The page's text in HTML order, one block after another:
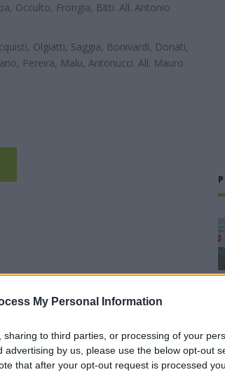
My Personal Information
to third parties, or processing of your
advertising by us, please use the below opt-out
that after your opt-out request is processed
Occulto, Frongia, Bitti. All. Antonio
Olgiatti, Saggia, Bonivardi, Donati,
Pereira, Malu, Antonucci. All. Mauro